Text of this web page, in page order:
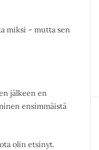
miksi – mutta sen
jälkeen en
ensimmäistä
olin etsinyt.